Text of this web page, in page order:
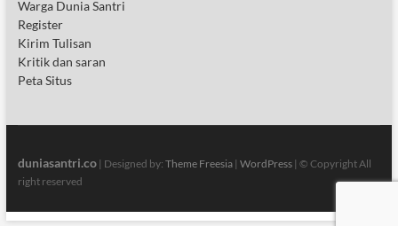
Warga Dunia Santri
Register
Kirim Tulisan
Kritik dan saran
Peta Situs
duniasantri.co| Designed by: Theme Freesia| WordPress| © Copyright All
right reserved